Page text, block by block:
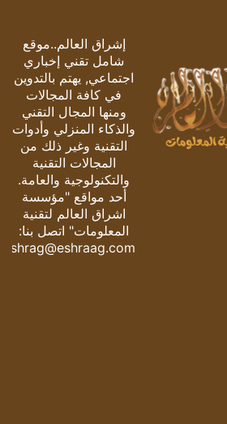
إشراق العالم..موقع
شامل تقني إخباري
اجتماعي, يهتم بالتدوين
في كافة المجالات
ومنها المجال التقني
والذكاء المنزلي وأدوات
التقنية وغير ذلك من
المجالات التقنية
والتكنولوجية والعامة.
أحد مواقع "مؤسسة
اشراق العالم لتقنية
المعلومات" اتصل بنا:
eshrag@eshraag.com